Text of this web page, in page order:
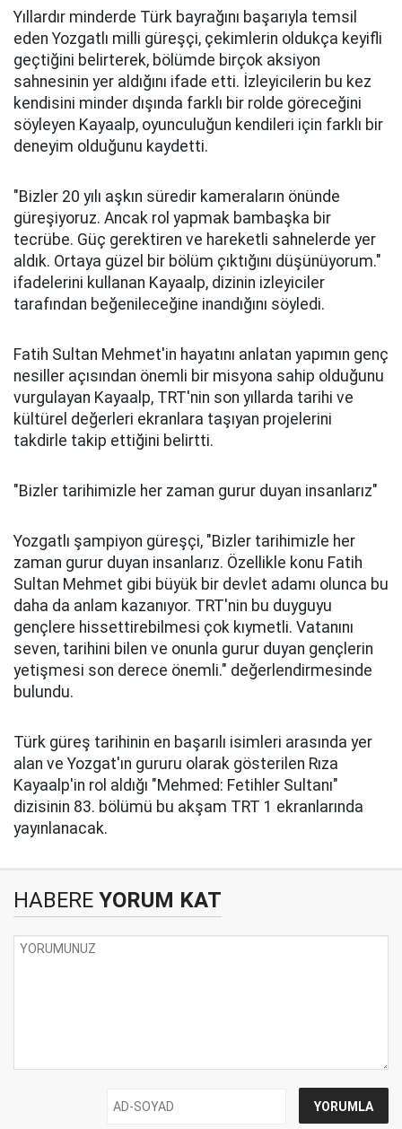
Yıllardır minderde Türk bayrağını başarıyla temsil
eden Yozgatlı milli güreşçi, çekimlerin oldukça keyifli
geçtiğini belirterek, bölümde birçok aksiyon
sahnesinin yer aldığını ifade etti. İzleyicilerin bu kez
kendisini minder dışında farklı bir rolde göreceğini
söyleyen Kayaalp, oyunculuğun kendileri için farklı bir
deneyim olduğunu kaydetti.
"Bizler 20 yılı aşkın süredir kameraların önünde
güreşiyoruz. Ancak rol yapmak bambaşka bir
tecrübe. Güç gerektiren ve hareketli sahnelerde yer
aldık. Ortaya güzel bir bölüm çıktığını düşünüyorum."
ifadelerini kullanan Kayaalp, dizinin izleyiciler
tarafından beğenileceğine inandığını söyledi.
Fatih Sultan Mehmet'in hayatını anlatan yapımın genç
nesiller açısından önemli bir misyona sahip olduğunu
vurgulayan Kayaalp, TRT'nin son yıllarda tarihi ve
kültürel değerleri ekranlara taşıyan projelerini
takdirle takip ettiğini belirtti.
"Bizler tarihimizle her zaman gurur duyan insanlarız"
Yozgatlı şampiyon güreşçi, "Bizler tarihimizle her
zaman gurur duyan insanlarız. Özellikle konu Fatih
Sultan Mehmet gibi büyük bir devlet adamı olunca bu
daha da anlam kazanıyor. TRT'nin bu duyguyu
gençlere hissettirebilmesi çok kıymetli. Vatanını
seven, tarihini bilen ve onunla gurur duyan gençlerin
yetişmesi son derece önemli." değerlendirmesinde
bulundu.
Türk güreş tarihinin en başarılı isimleri arasında yer
alan ve Yozgat'ın gururu olarak gösterilen Rıza
Kayaalp'in rol aldığı "Mehmed: Fetihler Sultanı"
dizisinin 83. bölümü bu akşam TRT 1 ekranlarında
yayınlanacak.
HABERE YORUM KAT